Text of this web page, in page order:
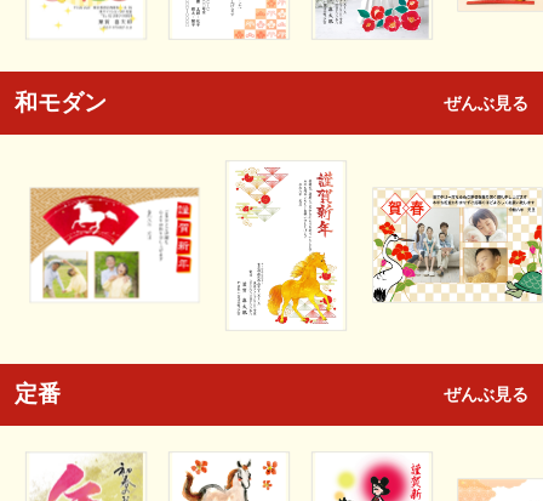
和モダン ぜんぶ見る
定番 ぜんぶ見る